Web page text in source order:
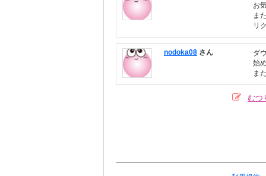
お
ま
リ
nodoka08 さん
ダ
始
ま
むつ